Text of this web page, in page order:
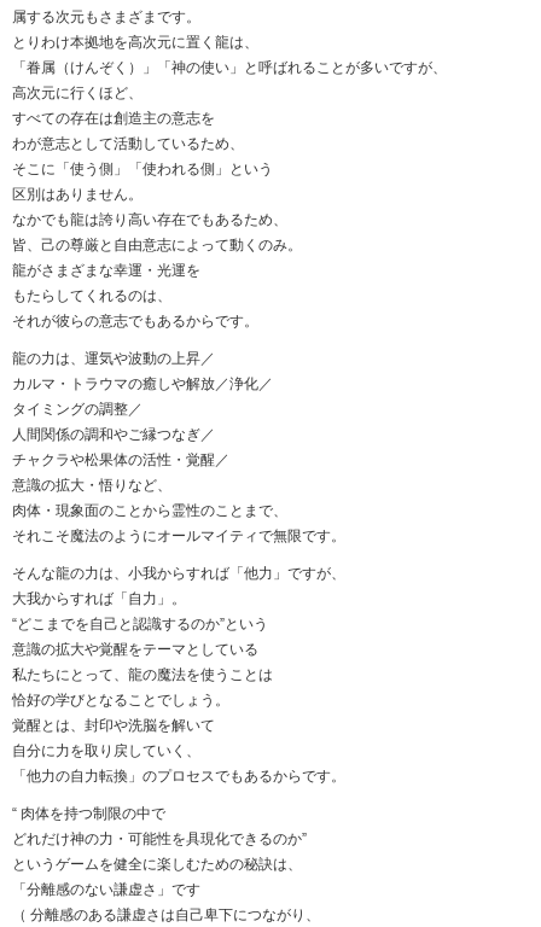
属する次元もさまざまです。
とりわけ本拠地を高次元に置く龍は、
「眷属（けんぞく）」「神の使い」と呼ばれることが多いですが、
高次元に行くほど、
すべての存在は創造主の意志を
わが意志として活動しているため、
そこに「使う側」「使われる側」という
区別はありません。
なかでも龍は誇り高い存在でもあるため、
皆、己の尊厳と自由意志によって動くのみ。
龍がさまざまな幸運・光運を
もたらしてくれるのは、
それが彼らの意志でもあるからです。
龍の力は、運気や波動の上昇／
カルマ・トラウマの癒しや解放／浄化／
タイミングの調整／
人間関係の調和やご縁つなぎ／
チャクラや松果体の活性・覚醒／
意識の拡大・悟りなど、
肉体・現象面のことから霊性のことまで、
それこそ魔法のようにオールマイティで無限です。
そんな龍の力は、小我からすれば「他力」ですが、
大我からすれば「自力」。
“どこまでを自己と認識するのか”という
意識の拡大や覚醒をテーマとしている
私たちにとって、龍の魔法を使うことは
恰好の学びとなることでしょう。
覚醒とは、封印や洗脳を解いて
自分に力を取り戻していく、
「他力の自力転換」のプロセスでもあるからです。
“ 肉体を持つ制限の中で
どれだけ神の力・可能性を具現化できるのか”
というゲームを健全に楽しむための秘訣は、
「分離感のない謙虚さ」です
（ 分離感のある謙虚さは自己卑下につながり、